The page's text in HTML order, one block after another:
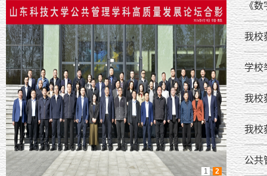
1 2
《数
我校
学校
我校
我校
公共